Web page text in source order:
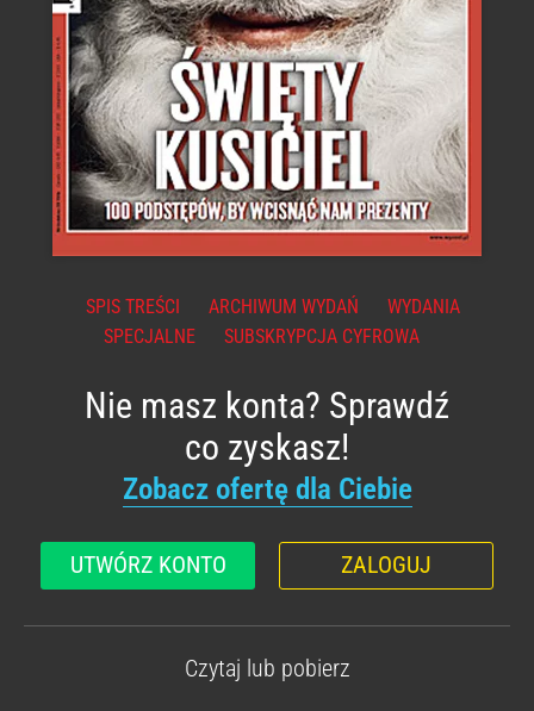
SPIS TREŚCI ARCHIWUM WYDAŃ
WYDANIA
SPECJALNE
SUBSKRYPCJA CYFROWA
Nie masz konta? Sprawdź
co zyskasz!
Zobacz ofertę dla Ciebie
UTWÓRZ KONTO ZALOGUJ
Czytaj lub pobierz